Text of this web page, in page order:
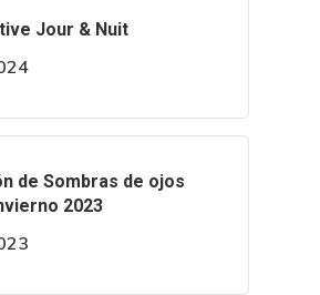
Jour & Nuit
de Sombras de ojos
2023